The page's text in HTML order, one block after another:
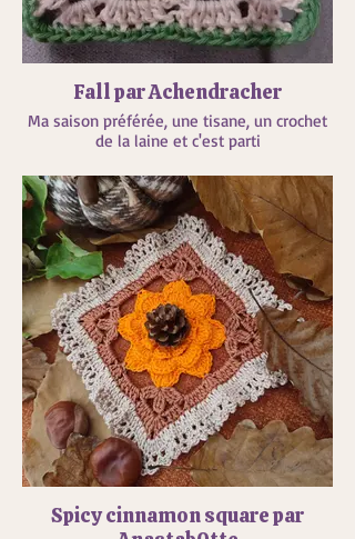
Fall par Achendracher
Ma saison préférée, une tisane, un crochet
de la laine et c'est parti
Spicy cinnamon square par